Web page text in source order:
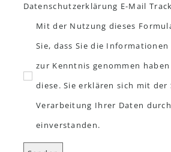
Datenschutzerklärung E-Mail
Mit der Nutzung dieses
Sie, dass Sie die
zur Kenntnis genommen
diese. Sie erklären sich mit der
Verarbeitung Ihrer Daten
einverstanden.